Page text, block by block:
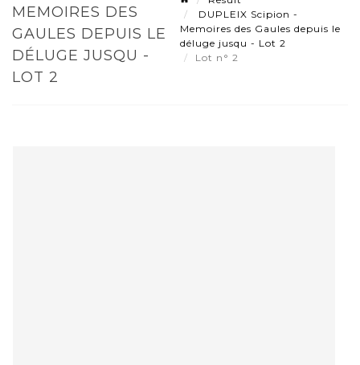
MEMOIRES DES
GAULES DEPUIS LE
DÉLUGE JUSQU -
LOT 2
DUPLEIX Scipion -
Memoires des Gaules depuis le
déluge jusqu - Lot 2
Lot n° 2